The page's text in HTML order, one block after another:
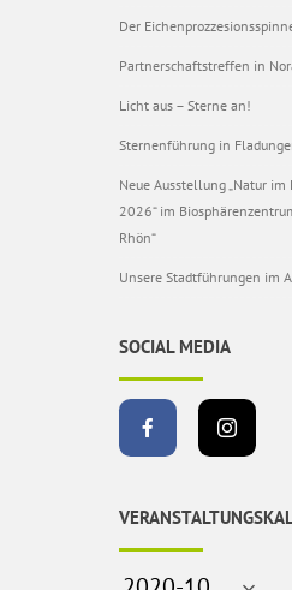
Der
Partnerschaftstreffen in
Licht aus – Sterne an!
Sternenführung in
Neue Ausstellung „Natur im
2026“ im
Rhön“
Unsere Stadtführungen im
SOCIAL MEDIA